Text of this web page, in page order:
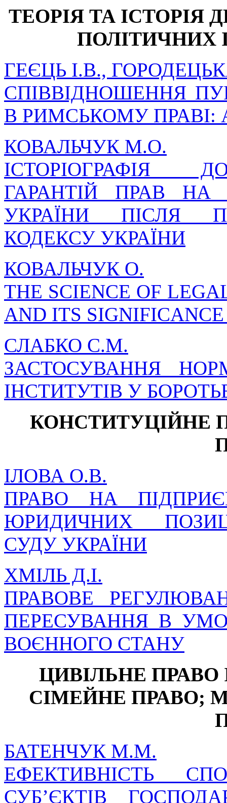
ТЕОРІЯ ТА ІСТОРІЯ
ПОЛІТИЧНИХ
ГЕЄЦЬ І.В.,
СПІВВІДНОШЕННЯ
В РИМСЬКОМУ ПРАВІ:
КОВАЛЬЧУК М.О.
ІСТОРІОГРАФІЯ
ГАРАНТІЙ ПРАВ
УКРАЇНИ ПІСЛЯ
КОДЕКСУ УКРАЇНИ
КОВАЛЬЧУК О.
THE SCIENCE OF
AND ITS
СЛАБКО С.М.
ЗАСТОСУВАННЯ
ІНСТИТУТІВ У
КОНСТИТУЦІЙНЕ
ІЛОВА О.В.
ПРАВО НА
ЮРИДИЧНИХ
СУДУ УКРАЇНИ
ХМІЛЬ Д.І.
ПРАВОВЕ
ПЕРЕСУВАННЯ В
ВОЄННОГО СТАНУ
ЦИВІЛЬНЕ ПРАВО
СІМЕЙНЕ ПРАВО;
БАТЕНЧУК М.М.
ЕФЕКТИВНІСТЬ
СУБ’ЄКТІВ